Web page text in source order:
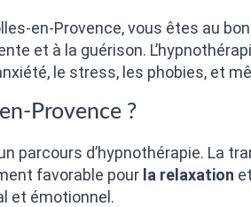
en-Provence, vous êtes au
et à la guérison.
le stress, les phobies, et
Provence ?
parcours d’hypnothérapie. La
favorable pour la relaxation
et émotionnel.